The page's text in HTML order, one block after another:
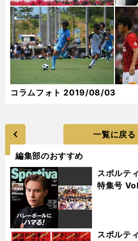
コラムフォト 2019/08/03
一覧に戻る
編集部のおすすめ
スポルテ
特集号
スポルテ